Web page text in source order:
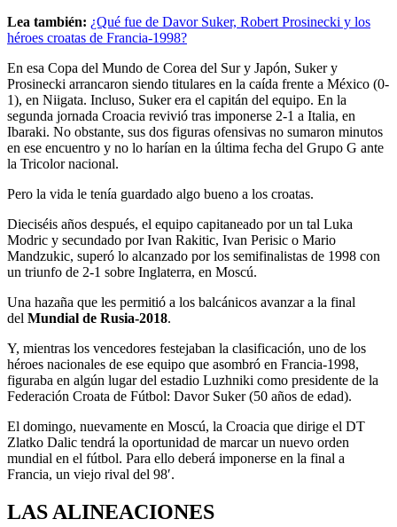
Lea también: ¿Qué fue de Davor Suker, Robert Prosinecki y los
héroes croatas de Francia-1998?
En esa Copa del Mundo de Corea del Sur y Japón, Suker y
Prosinecki arrancaron siendo titulares en la caída frente a México (0-
1), en Niigata. Incluso, Suker era el capitán del equipo. En la
segunda jornada Croacia revivió tras imponerse 2-1 a Italia, en
Ibaraki. No obstante, sus dos figuras ofensivas no sumaron minutos
en ese encuentro y no lo harían en la última fecha del Grupo G ante
la Tricolor nacional.
Pero la vida le tenía guardado algo bueno a los croatas.
Dieciséis años después, el equipo capitaneado por un tal Luka
Modric y secundado por Ivan Rakitic, Ivan Perisic o Mario
Mandzukic, superó lo alcanzado por los semifinalistas de 1998 con
un triunfo de 2-1 sobre Inglaterra, en Moscú.
Una hazaña que les permitió a los balcánicos avanzar a la final
del Mundial de Rusia-2018.
Y, mientras los vencedores festejaban la clasificación, uno de los
héroes nacionales de ese equipo que asombró en Francia-1998,
figuraba en algún lugar del estadio Luzhniki como presidente de la
Federación Croata de Fútbol: Davor Suker (50 años de edad).
El domingo, nuevamente en Moscú, la Croacia que dirige el DT
Zlatko Dalic tendrá la oportunidad de marcar un nuevo orden
mundial en el fútbol. Para ello deberá imponerse en la final a
Francia, un viejo rival del 98′.
LAS ALINEACIONES